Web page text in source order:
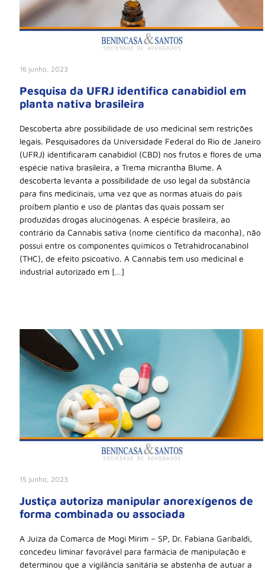
16 junho, 2023
Pesquisa da UFRJ identifica canabidiol em
planta nativa brasileira
Descoberta abre possibilidade de uso medicinal sem restrições
legais. Pesquisadores da Universidade Federal do Rio de Janeiro
(UFRJ) identificaram canabidiol (CBD) nos frutos e flores de uma
espécie nativa brasileira, a Trema micrantha Blume. A
descoberta levanta a possibilidade de uso legal da substância
para fins medicinais, uma vez que as normas atuais do país
proíbem plantio e uso de plantas das quais possam ser
produzidas drogas alucinógenas. A espécie brasileira, ao
contrário da Cannabis sativa (nome científico da maconha), não
possui entre os componentes químicos o Tetrahidrocanabinol
(THC), de efeito psicoativo. A Cannabis tem uso medicinal e
industrial autorizado em […]
15 junho, 2023
Justiça autoriza manipular anorexígenos de
forma combinada ou associada
A Juíza da Comarca de Mogi Mirim – SP, Dr. Fabiana Garibaldi,
concedeu liminar favorável para farmácia de manipulação e
determinou que a vigilância sanitária se abstenha de autuar a